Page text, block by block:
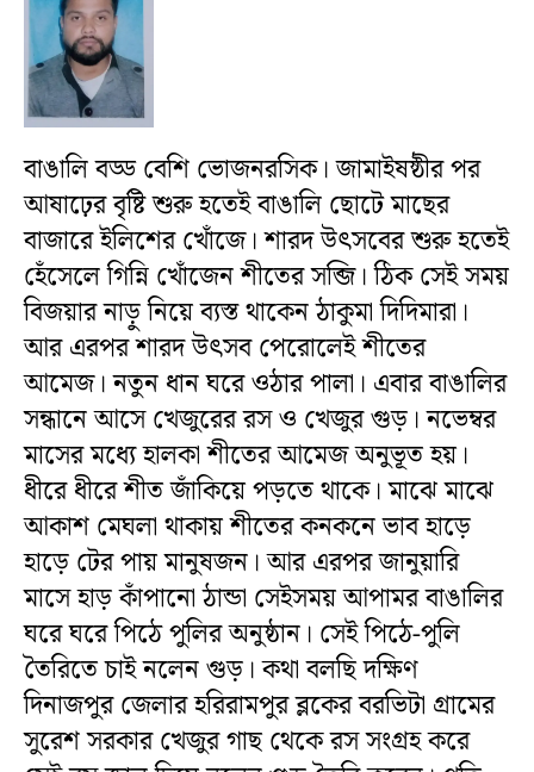
বাঙালি বড্ড বেশি ভোজনরসিক। জামাইষষ্ঠীর পর
আষাঢ়ের বৃষ্টি শুরু হতেই বাঙালি ছোটে মাছের
বাজারে ইলিশের খোঁজে। শারদ উৎসবের শুরু হতেই
হেঁসেলে গিন্নি খোঁজেন শীতের সব্জি। ঠিক সেই সময়
বিজয়ার নাড়ু নিয়ে ব্যস্ত থাকেন ঠাকুমা দিদিমারা।
আর এরপর শারদ উৎসব পেরোলেই শীতের
আমেজ। নতুন ধান ঘরে ওঠার পালা। এবার বাঙালির
সন্ধানে আসে খেজুরের রস ও খেজুর গুড়। নভেম্বর
মাসের মধ্যে হালকা শীতের আমেজ অনুভূত হয়।
ধীরে ধীরে শীত জাঁকিয়ে পড়তে থাকে। মাঝে মাঝে
আকাশ মেঘলা থাকায় শীতের কনকনে ভাব হাড়ে
হাড়ে টের পায় মানুষজন। আর এরপর জানুয়ারি
মাসে হাড় কাঁপানো ঠান্ডা সেইসময় আপামর বাঙালির
ঘরে ঘরে পিঠে পুলির অনুষ্ঠান। সেই পিঠে-পুলি
তৈরিতে চাই নলেন গুড়। কথা বলছি দক্ষিণ
দিনাজপুর জেলার হরিরামপুর ব্লকের বরভিটা গ্রামের
সুরেশ সরকার খেজুর গাছ থেকে রস সংগ্রহ করে